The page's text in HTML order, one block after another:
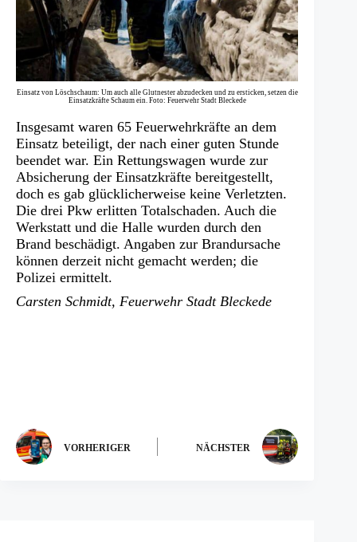
Einsatz von Löschschaum: Um auch alle Glutnester abzudecken und zu ersticken, setzen die
Einsatzkräfte Schaum ein. Foto: Feuerwehr Stadt Bleckede
Insgesamt waren 65 Feuerwehrkräfte an dem
Einsatz beteiligt, der nach einer guten Stunde
beendet war. Ein Rettungswagen wurde zur
Absicherung der Einsatzkräfte bereitgestellt,
doch es gab glücklicherweise keine Verletzten.
Die drei Pkw erlitten Totalschaden. Auch die
Werkstatt und die Halle wurden durch den
Brand beschädigt. Angaben zur Brandursache
können derzeit nicht gemacht werden; die
Polizei ermittelt.
Carsten Schmidt, Feuerwehr Stadt Bleckede
VORHERIGER NÄCHSTER